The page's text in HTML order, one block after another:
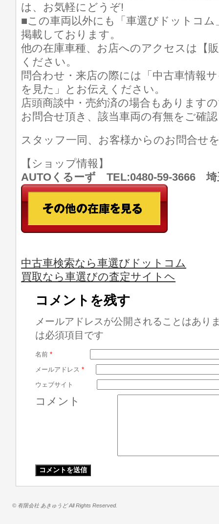
は、お気軽にどうぞ!
■この車両以外にも「車選びドットコ
掲載しております。
他の在庫車種、お店へのアクセスは【
ください。
問合わせ・来店の際には「中古車情報
を見た」とお伝えください。
店頭商談中・売約済の場合もあります
お問合せ頂き、該当車両の有無をご確
スタッフ一同、お客様からのお問合せ
【ショップ情報】
AUTOくるーず TEL:0480-59-3666 埼
中古車検索なら車選びドットコム
買取なら車選びの査定サイトヘ
コメントを残す
メールアドレスが公開されることはあり
は必須項目です
名前 *
メールアドレス *
ウェブサイト
コメント
© 有限会社 あきゅうど All Rights Reserved.